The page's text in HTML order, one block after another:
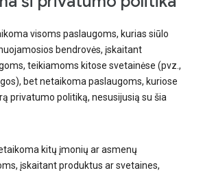
visoms paslaugoms, kurias siūlo
bendrovės, įskaitant
teikiamoms kitose svetainėse (pvz.,
bet netaikoma paslaugoms, kuriose
privatumo politiką, nesusijusią su šia
kitų įmonių ar asmenų
įskaitant produktus ar svetaines,